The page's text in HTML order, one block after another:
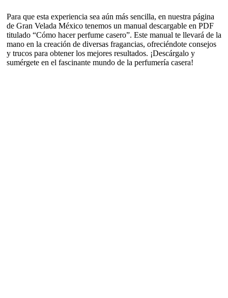
Para que esta experiencia sea aún más sencilla, en nuestra página
de Gran Velada México tenemos un manual descargable en PDF
titulado “Cómo hacer perfume casero”. Este manual te llevará de la
mano en la creación de diversas fragancias, ofreciéndote consejos
y trucos para obtener los mejores resultados. ¡Descárgalo y
sumérgete en el fascinante mundo de la perfumería casera!